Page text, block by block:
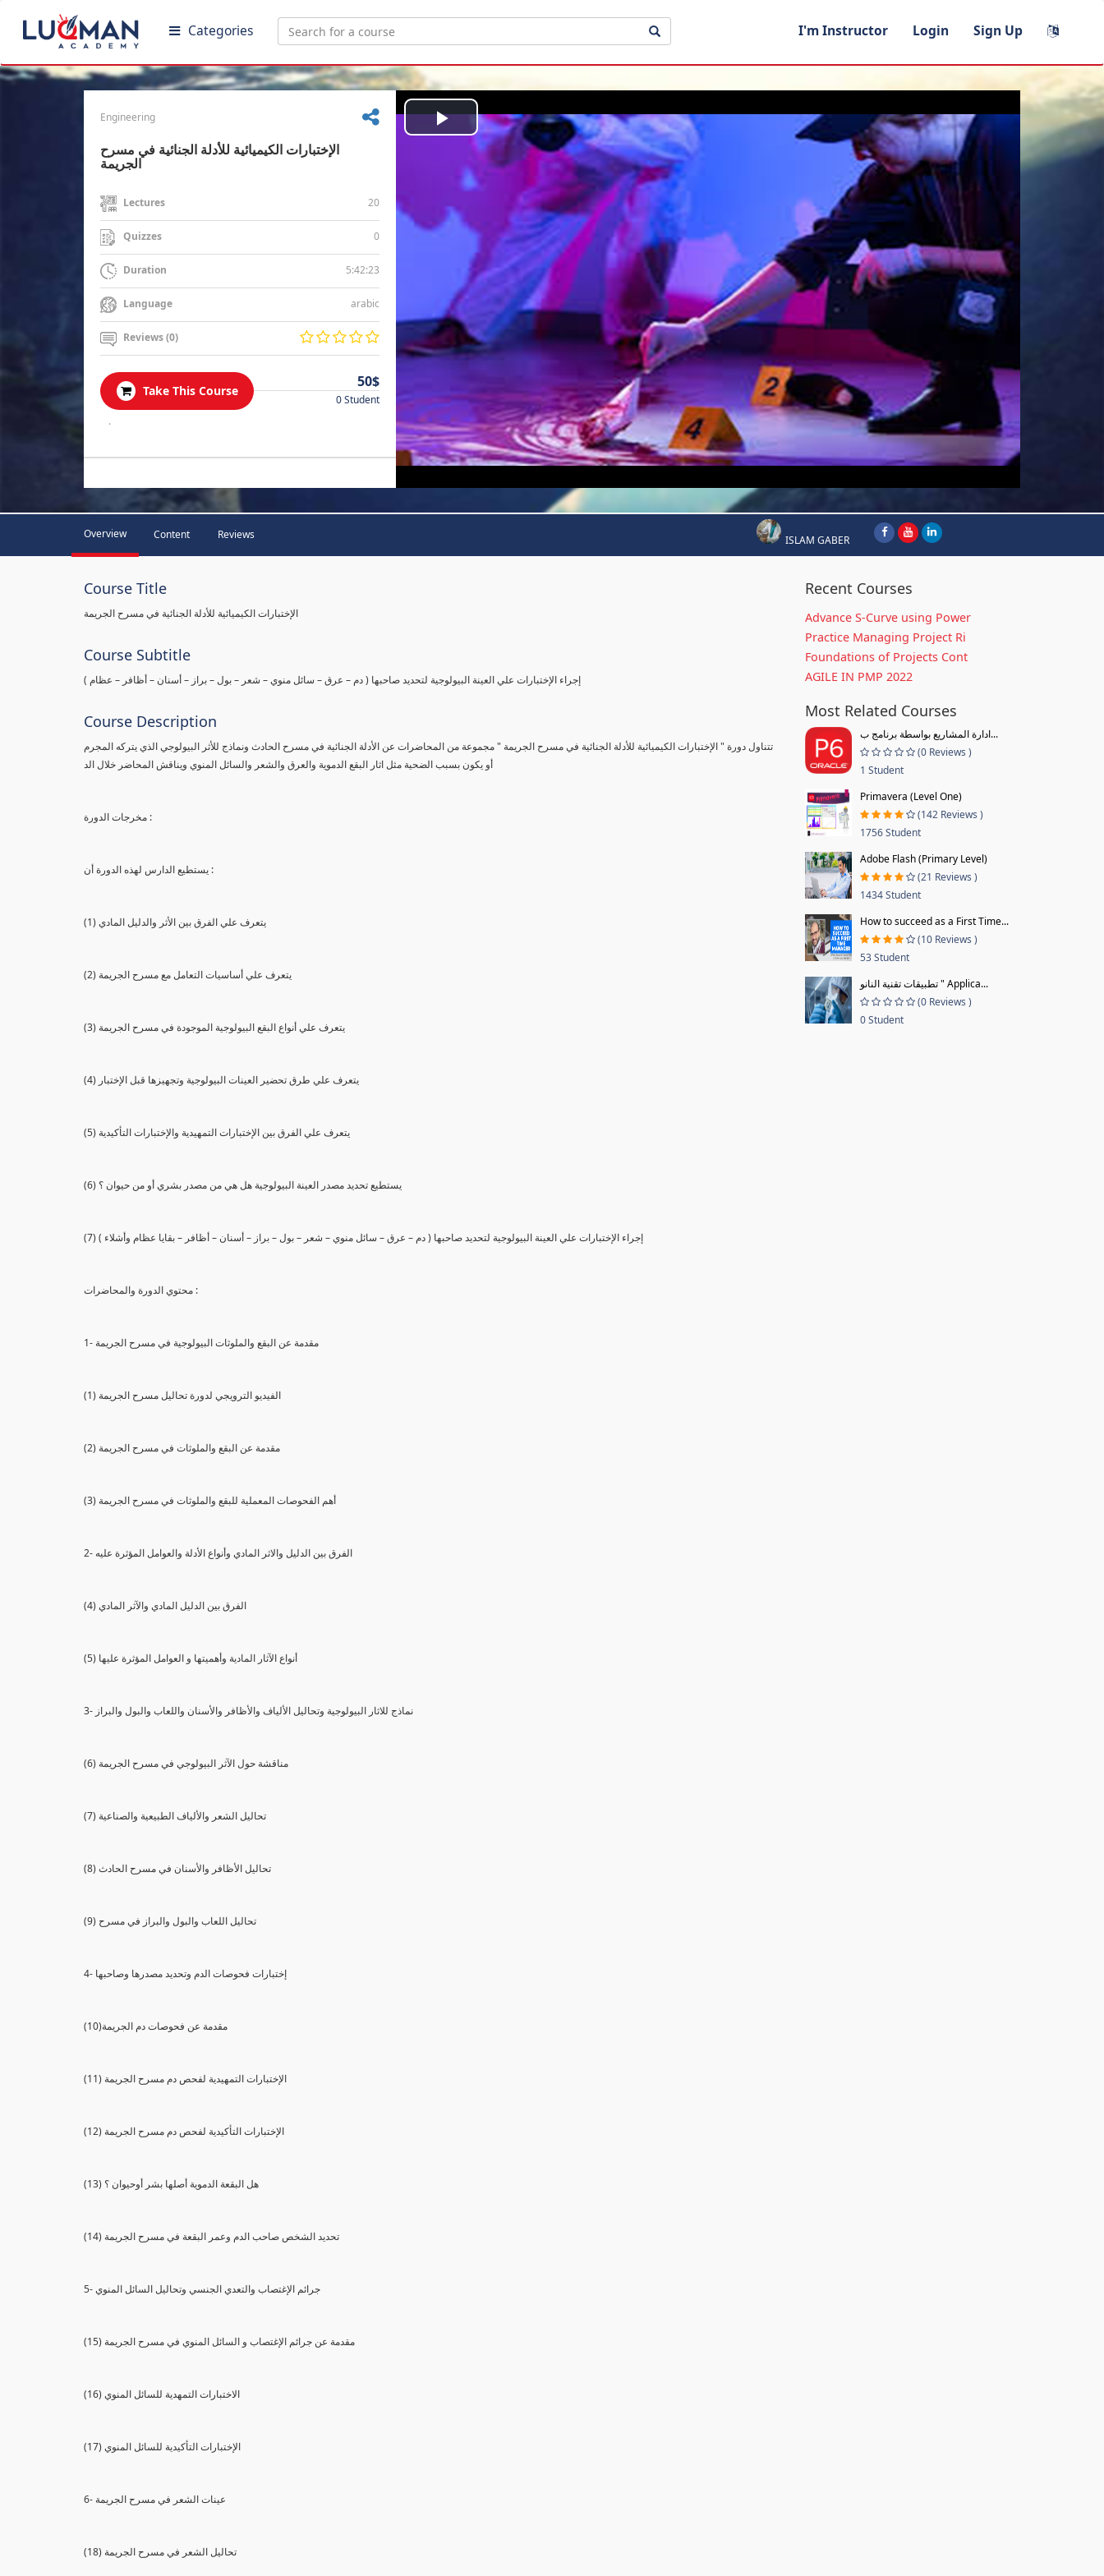
Categories I'm Instructor Login Sign Up
Engineering
الإختبارات الكيميائية للأدلة الجنائية في مسرح
الجريمة
Lectures 20
Quizzes 0
Duration 5:42:23
Language arabic
Reviews (0)
Take This Course
50$
0 Student
.
Play
Video
Overview Content Reviews ISLAM GABER
Course Title
الإختبارات الكيميائية للأدلة الجنائية في مسرح الجريمة
Course Subtitle
( إجراء الإختبارات علي العينة البيولوجية لتحديد صاحبها ( دم – عرق – سائل منوي – شعر – بول – براز – أسنان – أظافر – عظام
Course Description
تتناول دورة " الإختبارات الكيميائية للأدلة الجنائية في مسرح الجريمة " مجموعة من المحاضرات عن الأدلة الجنائية في مسرح الحادث ونماذج للأثر البيولوجي الذي يتركه المجرم
أو يكون بسبب الضحية مثل اثار البقع الدموية والعرق والشعر والسائل المنوي ويناقش المحاضر خلال الد
مخرجات الدورة :
يستطيع الدارس لهذه الدورة أن :
(1) يتعرف علي الفرق بين الأثر والدليل المادي
(2) يتعرف علي أساسيات التعامل مع مسرح الجريمة
(3) يتعرف علي أنواع البقع البيولوجية الموجودة في مسرح الجريمة
(4) يتعرف علي طرق تحضير العينات البيولوجية وتجهيزها قبل الإختبار
(5) يتعرف علي الفرق بين الإختبارات التمهيدية والإختبارات التأكيدية
(6) يستطيع تحديد مصدر العينة البيولوجية هل هي من مصدر بشري أو من حيوان ؟
(7) إجراء الإختبارات علي العينة البيولوجية لتحديد صاحبها ( دم – عرق – سائل منوي – شعر – بول – براز – أسنان – أظافر – بقايا عظام وأشلاء )
محتوي الدورة والمحاضرات :
1- مقدمة عن البقع والملوثات البيولوجية في مسرح الجريمة
(1) الفيديو الترويجي لدورة تحاليل مسرح الجريمة
(2) مقدمة عن البقع والملوثات في مسرح الجريمة
(3) أهم الفحوصات المعملية للبقع والملوثات في مسرح الجريمة
2- الفرق بين الدليل والاثر المادي وأنواع الأدلة والعوامل المؤثرة عليه
(4) الفرق بين الدليل المادي والآثر المادي
(5) أنواع الآثار المادية وأهميتها و العوامل المؤثرة عليها
3- نماذج للاثار البيولوجية وتحاليل الألياف والأظافر والأسنان واللعاب والبول والبراز
(6) مناقشة حول الآثر البيولوجي في مسرح الجريمة
(7) تحاليل الشعر والألياف الطبيعية والصناعية
(8) تحاليل الأظافر والأسنان في مسرح الحادث
(9) تحاليل اللعاب والبول والبراز في مسرح
4- إختبارات فحوصات الدم وتحديد مصدرها وصاحبها
(10)مقدمة عن فحوصات دم الجريمة
(11) الإختبارات التمهيدية لفحص دم مسرح الجريمة
(12) الإختبارات التأكيدية لفحص دم مسرح الجريمة
(13) هل البقعة الدموية أصلها بشر أوحيوان ؟
(14) تحديد الشخص صاحب الدم وعمر البقعة في مسرح الجريمة
5- جرائم الإغتصاب والتعدي الجنسي وتحاليل السائل المنوي
(15) مقدمة عن جرائم الإغتصاب و السائل المنوي في مسرح الجريمة
(16) الاختبارات التمهدية للسائل المنوي
(17) الإختبارات التأكيدية للسائل المنوي
6- عينات الشعر في مسرح الجريمة
(18) تحاليل الشعر في مسرح الجريمة
Recent Courses
Advance S-Curve using Power
Practice Managing Project Ri
Foundations of Projects Cont
AGILE IN PMP 2022
Most Related Courses
ادارة المشاريع بواسطة برنامج ب...
(0 Reviews )
1 Student
Primavera (Level One)
(142 Reviews )
1756 Student
Adobe Flash (Primary Level)
(21 Reviews )
1434 Student
How to succeed as a First Time...
(10 Reviews )
53 Student
تطبيقات تقنية النانو " Applica...
(0 Reviews )
0 Student